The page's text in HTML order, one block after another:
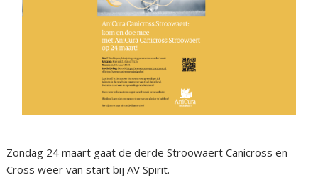
Zondag 24 maart gaat de derde Stroowaert Canicross en
Cross weer van start bij AV Spirit.